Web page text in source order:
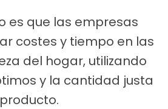
es que las empresas
costes y tiempo en las
del hogar, utilizando
y la cantidad justa